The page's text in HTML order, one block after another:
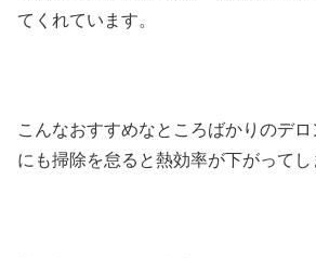
てくれています。
こんなおすすめなところばかりのデ
にも掃除を怠ると熱効率が下がってし